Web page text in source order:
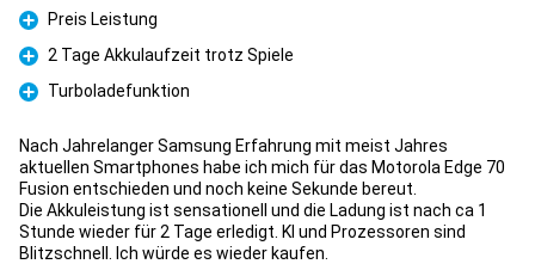
Pro
Preis Leistung
Pro
2 Tage Akkulaufzeit trotz Spiele
Pro
Turboladefunktion
Nach Jahrelanger Samsung Erfahrung mit meist Jahres
aktuellen Smartphones habe ich mich für das Motorola Edge 70
Fusion entschieden und noch keine Sekunde bereut.
Die Akkuleistung ist sensationell und die Ladung ist nach ca 1
Stunde wieder für 2 Tage erledigt. KI und Prozessoren sind
Blitzschnell. Ich würde es wieder kaufen.